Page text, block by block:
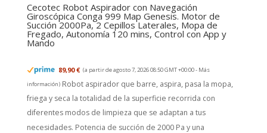
Cecotec Robot Aspirador con Navegación
Giroscópica Conga 999 Map Genesis. Motor de
Succión 2000Pa, 2 Cepillos Laterales, Mopa de
Fregado, Autonomía 120 mins, Control con App y
Mando
89,90 € (a partir de agosto 7, 2026 08:50 GMT +00:00 - Más
información) Robot aspirador que barre, aspira, pasa la mopa,
friega y seca la totalidad de la superficie recorrida con
diferentes modos de limpieza que se adaptan a tus
necesidades. Potencia de succión de 2000 Pa y una